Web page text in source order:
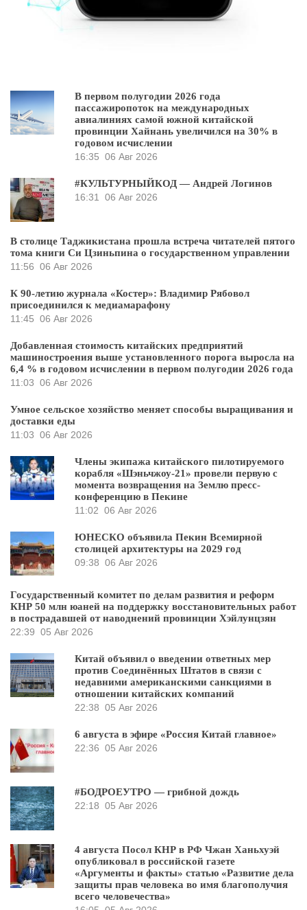
В первом полугодии 2026 года
пассажиропоток на международных
авиалиниях самой южной китайской
провинции Хайнань увеличился на 30% в
годовом исчислении
16:35 06 Авг 2026
#КУЛЬТУРНЫЙКОД — Андрей Логинов
16:31
06 Авг 2026
В столице Таджикистана прошла встреча читателей пятого
тома книги Си Цзиньпина о государственном управлении
11:56 06 Авг 2026
К 90-летию журнала «Костер»: Владимир Рябовол
присоединился к медиамарафону
11:45 06 Авг 2026
Добавленная стоимость китайских предприятий
машиностроения выше установленного порога выросла на
6,4 % в годовом исчислении в первом полугодии 2026 года
11:03 06 Авг 2026
Умное сельское хозяйство меняет способы выращивания и
доставки еды
11:03 06 Авг 2026
Члены экипажа китайского пилотируемого
корабля «Шэньчжоу-21» провели первую с
момента возвращения на Землю пресс-
конференцию в Пекине
11:02 06 Авг 2026
ЮНЕСКО объявила Пекин Всемирной
столицей архитектуры на 2029 год
09:38 06 Авг 2026
Государственный комитет по делам развития и реформ
КНР 50 млн юаней на поддержку восстановительных работ
в пострадавшей от наводнений провинции Хэйлунцзян
22:39 05 Авг 2026
Китай объявил о введении ответных мер
против Соединённых Штатов в связи с
недавними американскими санкциями в
отношении китайских компаний
22:38 05 Авг 2026
6 августа в эфире «Россия Китай главное»
22:36 05 Авг 2026
#БОДРОЕУТРО — грибной дождь
22:18 05 Авг 2026
4 августа Посол КНР в РФ Чжан Ханьхуэй
опубликовал в российской газете
«Аргументы и факты» статью «Развитие дела
защиты прав человека во имя благополучия
всего человечества»